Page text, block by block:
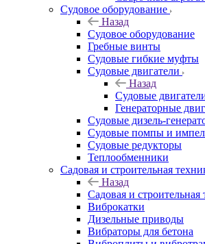
Судовое оборудование
Назад
Судовое оборудование
Гребные винты
Судовые гибкие муфты
Судовые двигатели
Назад
Судовые
Генераторные
Судовые дизель-
Судовые помпы и
Судовые редукторы
Теплообменники
Садовая и строительная
Назад
Садовая и строительная
Виброкатки
Дизельные приводы
Вибраторы для бетона